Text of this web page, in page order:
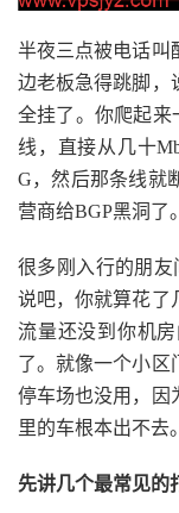
半夜三点被电话叫
边老板急得跳脚，
全挂了。你爬起来
线，直接从几十
G，然后那条线就
营商给BGP黑洞了。
很多刚入行的朋友
说吧，你就算花了
流量还没到你机
了。就像一个小区
停车场也没用，因
里的车根本出不去。
先讲几个最常见的